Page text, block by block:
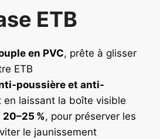
ETB
en PVC, prête à glisser
ETB
poussière et anti-
en laissant la boîte visible
%, pour préserver les
le jaunissement